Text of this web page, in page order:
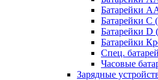
Батарейки
Батарейки C
Батарейки D
Батарейки
Спец.
Часовые
Зарядные